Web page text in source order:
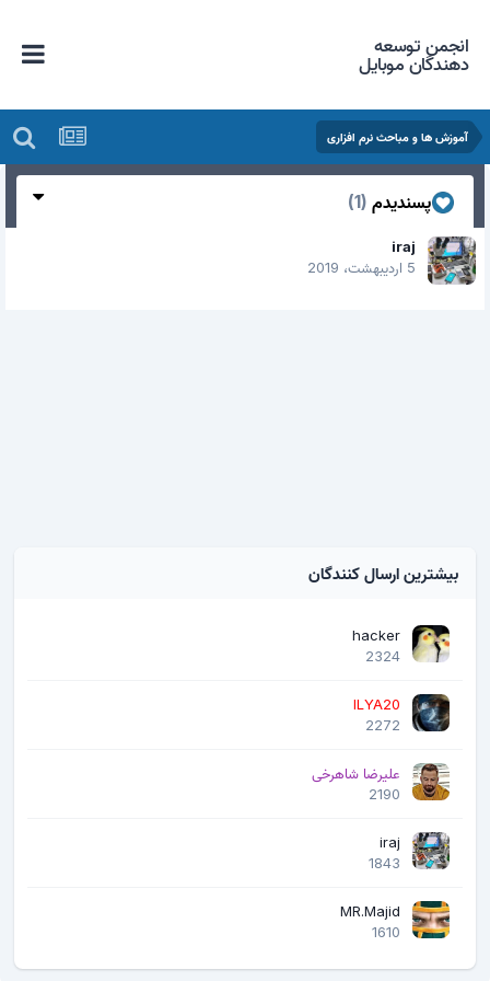
انجمن توسعه
دهندگان موبایل
آموزش ها و مباحث نرم افزاری
پسندیدم (1)
iraj
5 اردیبهشت، 2019
بیشترین ارسال کنندگان
hacker
2324
ILYA20
2272
علیرضا شاهرخی
2190
iraj
1843
MR.Majid
1610